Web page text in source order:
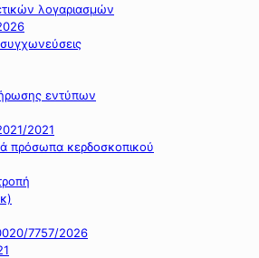
λογαριασμών
εντύπων
2021
πρόσωπα κερδοσκοπικού
7757/2026